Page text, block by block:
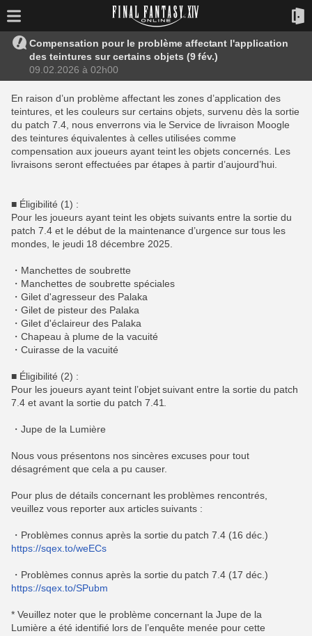
Compensation pour le problème affectant l'application
des teintures sur certains objets (9 fév.)
09.02.2026 à 02h00
En raison d’un problème affectant les zones d’application des
teintures, et les couleurs sur certains objets, survenu dès la sortie
du patch 7.4, nous enverrons via le Service de livraison Moogle
des teintures équivalentes à celles utilisées comme
compensation aux joueurs ayant teint les objets concernés. Les
livraisons seront effectuées par étapes à partir d’aujourd’hui.
■ Éligibilité (1) :
Pour les joueurs ayant teint les objets suivants entre la sortie du
patch 7.4 et le début de la maintenance d’urgence sur tous les
mondes, le jeudi 18 décembre 2025.
・Manchettes de soubrette
・Manchettes de soubrette spéciales
・Gilet d'agresseur des Palaka
・Gilet de pisteur des Palaka
・Gilet d'éclaireur des Palaka
・Chapeau à plume de la vacuité
・Cuirasse de la vacuité
■ Éligibilité (2) :
Pour les joueurs ayant teint l’objet suivant entre la sortie du patch
7.4 et avant la sortie du patch 7.41.
・Jupe de la Lumière
Nous vous présentons nos sincères excuses pour tout
désagrément que cela a pu causer.
Pour plus de détails concernant les problèmes rencontrés,
veuillez vous reporter aux articles suivants :
・Problèmes connus après la sortie du patch 7.4 (16 déc.)
https://sqex.to/weECs
・Problèmes connus après la sortie du patch 7.4 (17 déc.)
https://sqex.to/SPubm
* Veuillez noter que le problème concernant la Jupe de la
Lumière a été identifié lors de l’enquête menée pour cette